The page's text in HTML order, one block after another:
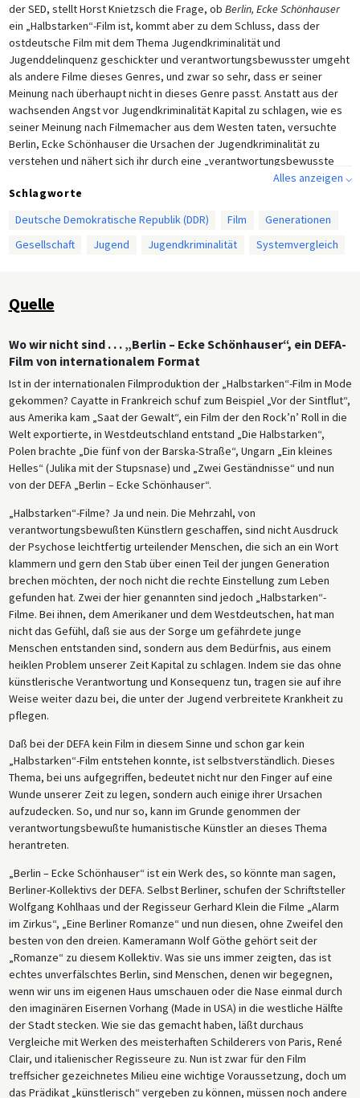
der SED, stellt Horst Knietzsch die Frage, ob Berlin, Ecke Schönhauser
ein „Halbstarken“-Film ist, kommt aber zu dem Schluss, dass der
ostdeutsche Film mit dem Thema Jugendkriminalität und
Jugenddelinquenz geschickter und verantwortungsbewusster umgeht
als andere Filme dieses Genres, und zwar so sehr, dass er seiner
Meinung nach überhaupt nicht in dieses Genre passt. Anstatt aus der
wachsenden Angst vor Jugendkriminalität Kapital zu schlagen, wie es
seiner Meinung nach Filmemacher aus dem Westen taten, versuchte
Berlin, Ecke Schönhauser die Ursachen der Jugendkriminalität zu
verstehen und nähert sich ihr durch eine „verantwortungsbewusste
humanistische“ Sehweise. In Ostdeutschland, so Knietzsch, habe man
es einfach anders (und besser) gemacht als im Westen: Man habe ein
verantwortungsloses Filmgenre, für das der Westen Pionierarbeit
geleistet habe, in ein verantwortungsbewusstes Filmgenre
verwandelt, das nachdenkliche Betrachtungen über ein Problem und
Alles anzeigen ⌵
Schlagworte
Deutsche Demokratische Republik (DDR)
Film
Generationen
Gesellschaft
Jugend Jugendkriminalität Systemvergleich
Quelle
Wo wir nicht sind . . . „Berlin – Ecke Schönhauser“, ein DEFA-
Film von internationalem Format
Ist in der internationalen Filmproduktion der „Halbstarken“-Film in Mode
gekommen? Cayatte in Frankreich schuf zum Beispiel „Vor der Sintflut“,
aus Amerika kam „Saat der Gewalt“, ein Film der den Rock’n’ Roll in die
Welt exportierte, in Westdeutschland entstand „Die Halbstarken“,
Polen brachte „Die fünf von der Barska-Straße“, Ungarn „Ein kleines
Helles“ (Julika mit der Stupsnase) und „Zwei Geständnisse“ und nun
von der DEFA „Berlin – Ecke Schönhauser“.
„Halbstarken“-Filme? Ja und nein. Die Mehrzahl, von
verantwortungsbewußten Künstlern geschaffen, sind nicht Ausdruck
der Psychose leichtfertig urteilender Menschen, die sich an ein Wort
klammern und gern den Stab über einen Teil der jungen Generation
brechen möchten, der noch nicht die rechte Einstellung zum Leben
gefunden hat. Zwei der hier genannten sind jedoch „Halbstarken“-
Filme. Bei ihnen, dem Amerikaner und dem Westdeutschen, hat man
nicht das Gefühl, daß sie aus der Sorge um gefährdete junge
Menschen entstanden sind, sondern aus dem Bedürfnis, aus einem
heiklen Problem unserer Zeit Kapital zu schlagen. Indem sie das ohne
künstlerische Verantwortung und Konsequenz tun, tragen sie auf ihre
Weise weiter dazu bei, die unter der Jugend verbreitete Krankheit zu
pflegen.
Daß bei der DEFA kein Film in diesem Sinne und schon gar kein
„Halbstarken“-Film entstehen konnte, ist selbstverständlich. Dieses
Thema, bei uns aufgegriffen, bedeutet nicht nur den Finger auf eine
Wunde unserer Zeit zu legen, sondern auch einige ihrer Ursachen
aufzudecken. So, und nur so, kann im Grunde genommen der
verantwortungsbewußte humanistische Künstler an dieses Thema
herantreten.
„Berlin – Ecke Schönhauser“ ist ein Werk des, so könnte man sagen,
Berliner-Kollektivs der DEFA. Selbst Berliner, schufen der Schriftsteller
Wolfgang Kohlhaas und der Regisseur Gerhard Klein die Filme „Alarm
im Zirkus“, „Eine Berliner Romanze“ und nun diesen, ohne Zweifel den
besten von den dreien. Kameramann Wolf Göthe gehört seit der
„Romanze“ zu diesem Kollektiv. Was sie uns immer zeigten, das ist
echtes unverfälschtes Berlin, sind Menschen, denen wir begegnen,
wenn wir uns im eigenen Haus umschauen oder die Nase einmal durch
den imaginären Eisernen Vorhang (Made in USA) in die westliche Hälfte
der Stadt stecken. Wie sie das gemacht haben, läßt durchaus
Vergleiche mit Werken des meisterhaften Schilderers von Paris, René
Clair, und italienischer Regisseure zu. Nun ist zwar für den Film
treffsicher gezeichnetes Milieu eine wichtige Voraussetzung, doch um
das Prädikat „künstlerisch“ vergeben zu können, müssen noch andere